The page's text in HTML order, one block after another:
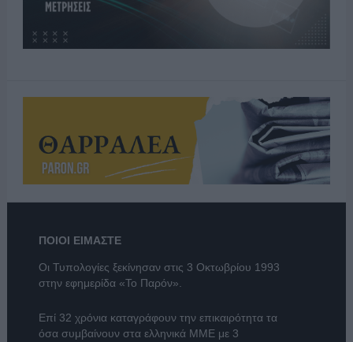
ΠΟΙΟΙ ΕΙΜΑΣΤΕ
Οι Τυπολογίες ξεκίνησαν στις 3 Οκτωβρίου 1993
στην εφημερίδα «Το Παρόν».
Επί 32 χρόνια καταγράφουν την επικαιρότητα τα
όσα συμβαίνουν στα ελληνικά ΜΜΕ με 3